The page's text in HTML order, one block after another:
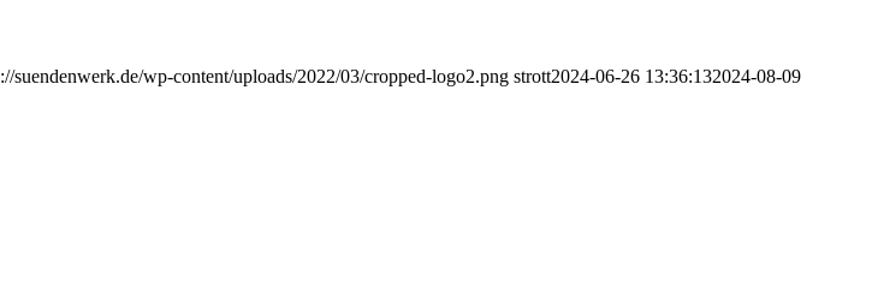
suendenwerk.de/wp-content/uploads/2022/03/cropped-logo2.png strott2024-06-26 13:36:132024-08-09